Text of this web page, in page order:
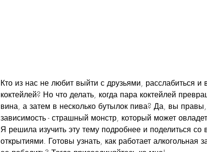
Кто из нас не любит выйти с друзьями, расслабиться и
коктейлей? Но что делать, когда пара коктейлей
вина, а затем в несколько бутылок пива? Да, вы правы,
зависимость - страшный монстр, который может
Я решила изучить эту тему подробнее и поделиться со
открытиями. Готовы узнать, как работает алкогольная